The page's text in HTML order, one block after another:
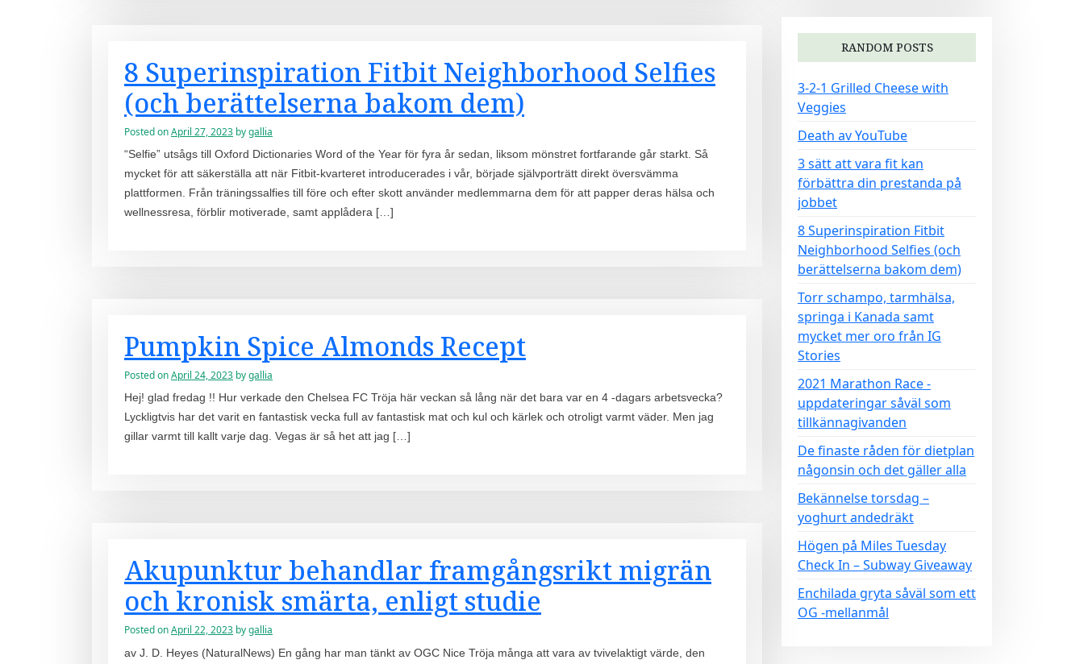
8 Superinspiration Fitbit Neighborhood Selfies
(och berättelserna bakom dem)
Posted onApril 27, 2023 bygallia
“Selfie” utsågs till Oxford Dictionaries Word of the Year för fyra år sedan, liksom mönstret fortfarande går starkt. Så
mycket för att säkerställa att när Fitbit-kvarteret introducerades i vår, började självporträtt direkt översvämma
plattformen. Från träningssalfies till före och efter skott använder medlemmarna dem för att papper deras hälsa och
wellnessresa, förblir motiverade, samt applådera […]
Pumpkin Spice Almonds Recept
Posted onApril 24, 2023 bygallia
Hej! glad fredag ​​!! Hur verkade den Chelsea FC Tröja här veckan så lång när det bara var en 4 -dagars arbetsvecka?
Lyckligtvis har det varit en fantastisk vecka full av fantastisk mat och kul och kärlek och otroligt varmt väder. Men jag
gillar varmt till kallt varje dag. Vegas är så het att jag […]
Akupunktur behandlar framgångsrikt migrän
och kronisk smärta, enligt studie
Posted onApril 22, 2023 bygallia
av J. D. Heyes (NaturalNews) En gång har man tänkt av OGC Nice Tröja många att vara av tvivelaktigt värde, den
RANDOM POSTS
3-2-1 Grilled Cheese with
Veggies
Death av YouTube
3 sätt att vara fit kan
förbättra din prestanda på
jobbet
8 Superinspiration Fitbit
Neighborhood Selfies (och
berättelserna bakom dem)
Torr schampo, tarmhälsa,
springa i Kanada samt
mycket mer oro från IG
Stories
2021 Marathon Race -
uppdateringar såväl som
tillkännagivanden
De finaste råden för dietplan
någonsin och det gäller alla
Bekännelse torsdag –
yoghurt andedräkt
Högen på Miles Tuesday
Check In – Subway Giveaway
Enchilada gryta såväl som ett
OG -mellanmål